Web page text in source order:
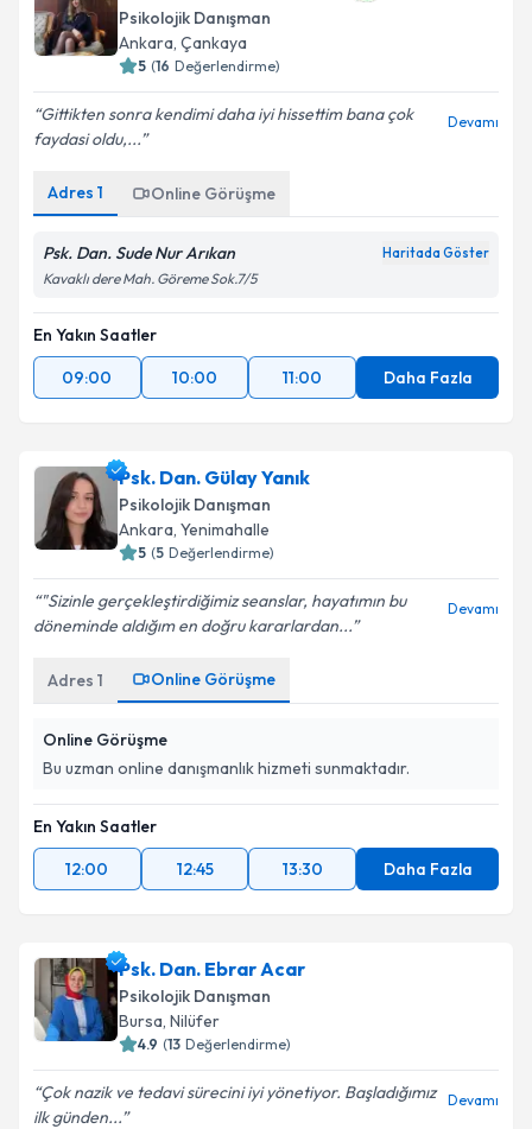
Psikolojik Danışman
Ankara, Çankaya
5 (16 Değerlendirme)
Gittikten sonra kendimi daha iyi hissettim bana çok
faydasi oldu,...
Devamı
Adres 1 Online Görüşme
Psk. Dan. Sude Nur Arıkan Haritada Göster
Kavaklı dere Mah. Göreme Sok.7/5
En Yakın Saatler
09:00
10:00 11:00 Daha Fazla
Psk. Dan. Gülay Yanık
Psikolojik Danışman
Ankara, Yenimahalle
5 (5 Değerlendirme)
"Sizinle gerçekleştirdiğimiz seanslar, hayatımın bu
döneminde aldığım en doğru kararlardan...
Devamı
Adres 1 Online Görüşme
Online Görüşme
Bu uzman online danışmanlık hizmeti sunmaktadır.
En Yakın Saatler
12:00
12:45 13:30 Daha Fazla
Psk. Dan. Ebrar Acar
Psikolojik Danışman
Bursa, Nilüfer
4.9 (13 Değerlendirme)
Çok nazik ve tedavi sürecini iyi yönetiyor. Başladığımız
ilk günden...
Devamı